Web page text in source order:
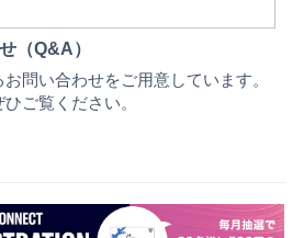
（Q&A）
問い合わせをご用意しています。
ご覧ください。